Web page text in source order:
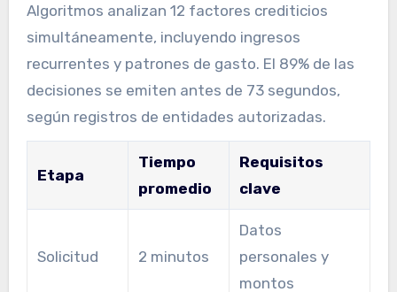
Algoritmos analizan 12 factores crediticios
simultáneamente, incluyendo ingresos
recurrentes y patrones de gasto. El 89% de las
decisiones se emiten antes de 73 segundos,
según registros de entidades autorizadas.
Etapa
Tiempo
promedio
Requisitos
clave
Solicitud 2 minutos
Datos
personales y
montos